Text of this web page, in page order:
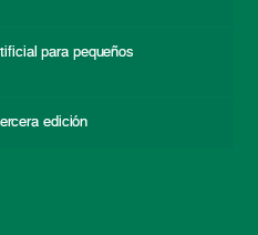
para pequeños
edición